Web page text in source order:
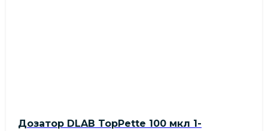
Дозатор DLAB TopPette 100 мкл 1-